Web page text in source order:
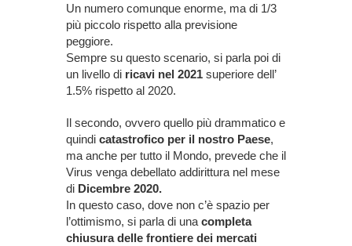
Un numero comunque enorme, ma di 1/3
più piccolo rispetto alla previsione
peggiore.
Sempre su questo scenario, si parla poi di
un livello di ricavi nel 2021 superiore dell’
1.5% rispetto al 2020.
Il secondo, ovvero quello più drammatico e
quindi catastrofico per il nostro Paese,
ma anche per tutto il Mondo, prevede che il
Virus venga debellato addirittura nel mese
di Dicembre 2020.
In questo caso, dove non c’è spazio per
l’ottimismo, si parla di una completa
chiusura delle frontiere dei mercati